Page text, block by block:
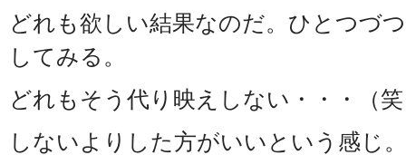
どれも欲しい結果なのだ。ひとつづ
してみる。
どれもそう代り映えしない・・・（
しないよりした方がいいという感じ。